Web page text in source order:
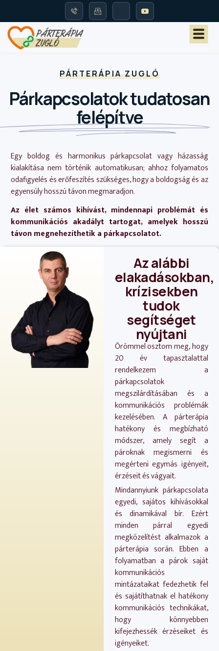
PÁRTERÁPIA ZUGLÓ
Párkapcsolatok tudatosan
felépítve
Egy boldog és harmonikus párkapcsolat vagy házasság
kialakítása nem történik automatikusan; ahhoz folyamatos
odafigyelés és erőfeszítés szükséges, hogy a boldogság és az
egyensúly hosszú távon megmaradjon.
Az élet számos kihívást, mindennapi problémát és
kommunikációs akadályt tartogat, amelyek hosszú
távon megnehezíthetik a párkapcsolatot.
Az alábbi
elakadásokban,
krízisekben
tudok
segítséget
nyújtani
Örömmel osztom meg, hogy
20 év tapasztalattal
rendelkezem a
párkapcsolatok
megszilárdításában és a
kommunikációs problémák
kezelésében. A párterápia
hatékony és megbízható
módszer, amely segít a
pároknak megismerni és
megérteni egymás igényeit,
érzéseit és vágyait.
Mindannyiunk párkapcsolata
egyedi, sajátos kihívásokkal
és dinamikával bír. Ezért
minden párral egyedi
megközelítést alkalmazok a
párterápia során. Ebben a
folyamatban a párok saját
kommunikációs
mintázataikat fedezhetik fel
és sajátíthatnak el hatékony
kommunikációs technikákat,
hogy könnyebben
kifejezhessék érzéseiket és
igényeiket.